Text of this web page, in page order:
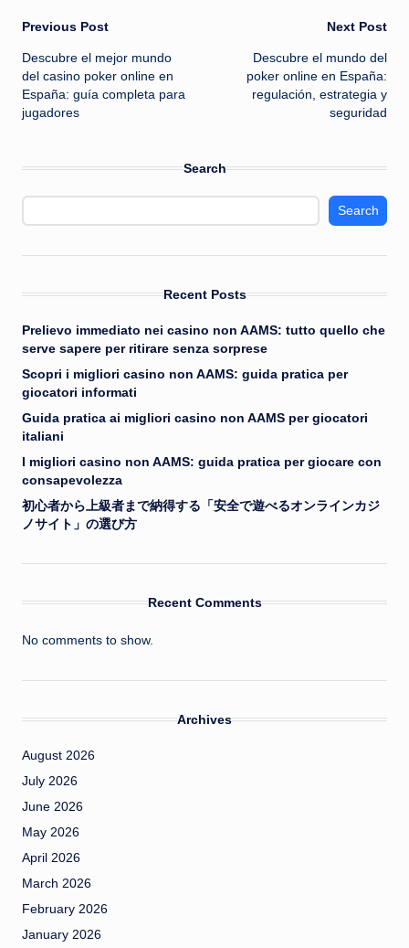
Post
navigation
Previous Post
Descubre el mejor mundo
del casino poker online en
España: guía completa para
jugadores
Next Post
Descubre el mundo del
poker online en España:
regulación, estrategia y
seguridad
Search
Search
Recent Posts
Prelievo immediato nei casino non AAMS: tutto quello che
serve sapere per ritirare senza sorprese
Scopri i migliori casino non AAMS: guida pratica per
giocatori informati
Guida pratica ai migliori casino non AAMS per giocatori
italiani
I migliori casino non AAMS: guida pratica per giocare con
consapevolezza
初心者から上級者まで納得する「安全で遊べるオンラインカジ
ノサイト」の選び方
Recent Comments
No comments to show.
Archives
August 2026
July 2026
June 2026
May 2026
April 2026
March 2026
February 2026
January 2026